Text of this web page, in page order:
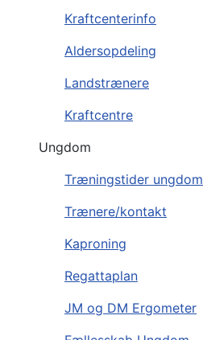
Kraftcenterinfo
Aldersopdeling
Landstrænere
Kraftcentre
Ungdom
Træningstider ungdom
Trænere/kontakt
Kaproning
Regattaplan
JM og DM Ergometer